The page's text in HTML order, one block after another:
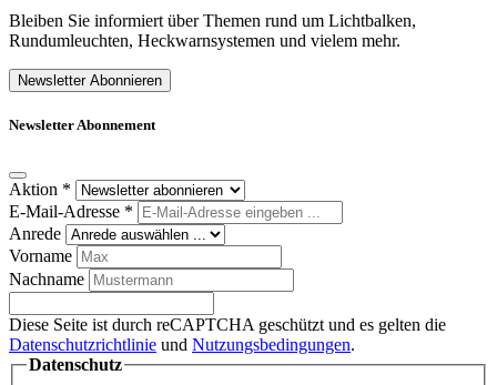
Bleiben Sie informiert über Themen rund um Lichtbalken,
Rundumleuchten, Heckwarnsystemen und vielem mehr.
Newsletter Abonnieren
Newsletter Abonnement
Aktion *
E-Mail-Adresse *
Anrede
Vorname
Nachname
Diese Seite ist durch reCAPTCHA geschützt und es gelten die
Datenschutzrichtlinie und Nutzungsbedingungen.
Datenschutz